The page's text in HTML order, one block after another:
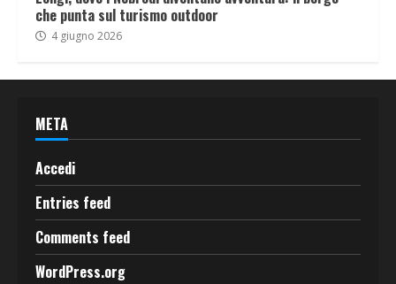
che punta sul turismo outdoor
4 giugno 2026
META
Accedi
Entries feed
Comments feed
WordPress.org